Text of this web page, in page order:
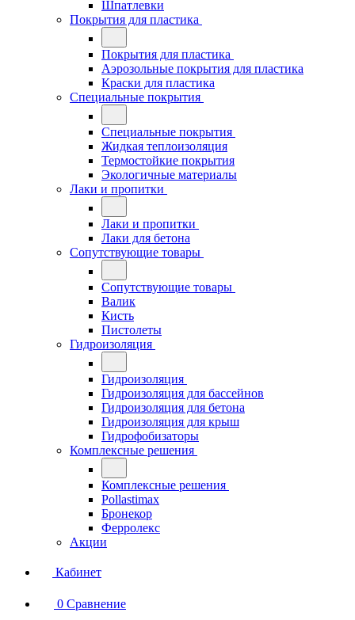
Шпатлевки
Покрытия для пластика
Покрытия для пластика
Аэрозольные покрытия для пластика
Краски для пластика
Специальные покрытия
Специальные покрытия
Жидкая теплоизоляция
Термостойкие покрытия
Экологичные материалы
Лаки и пропитки
Лаки и пропитки
Лаки для бетона
Сопутствующие товары
Сопутствующие товары
Валик
Кисть
Пистолеты
Гидроизоляция
Гидроизоляция
Гидроизоляция для бассейнов
Гидроизоляция для бетона
Гидроизоляция для крыш
Гидрофобизаторы
Комплексные решения
Комплексные решения
Pollastimax
Бронекор
Ферролекс
Акции
Кабинет
0 Сравнение